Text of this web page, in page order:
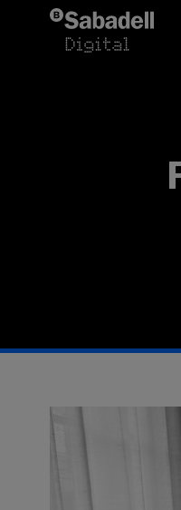
Vés al contingut